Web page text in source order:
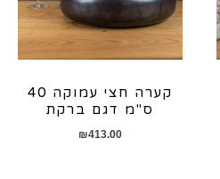
קערה חצי עמוקה 40
ס"מ דגם ברקת
₪413.00